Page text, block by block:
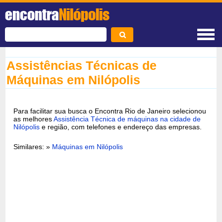
encontraNilópolis
Assistências Técnicas de
Máquinas em Nilópolis
Para facilitar sua busca o Encontra Rio de Janeiro selecionou
as melhoresAssistência Técnica de máquinas na cidade de
Nilópolis e região, com telefones e endereço das empresas.
Similares: » Máquinas em Nilópolis